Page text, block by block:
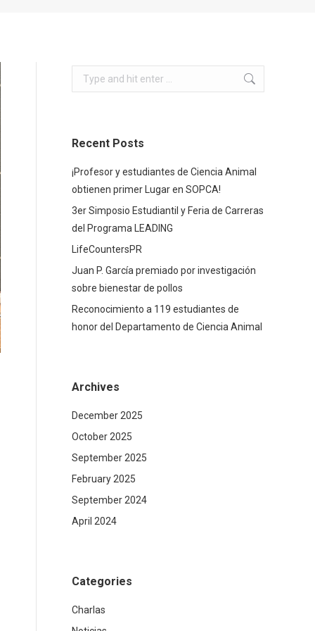
Search:
Recent Posts
¡Profesor y estudiantes de Ciencia Animal
obtienen primer Lugar en SOPCA!
3er Simposio Estudiantil y Feria de Carreras
del Programa LEADING
LifeCountersPR
Juan P. García premiado por investigación
sobre bienestar de pollos
Reconocimiento a 119 estudiantes de
honor del Departamento de Ciencia Animal
Archives
December 2025
October 2025
September 2025
February 2025
September 2024
April 2024
Categories
Charlas